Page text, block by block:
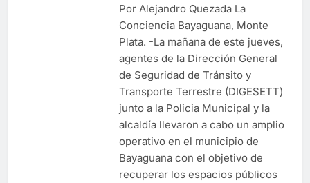
Por Alejandro Quezada La
Conciencia Bayaguana, Monte
Plata. -La mañana de este jueves,
agentes de la Dirección General
de Seguridad de Tránsito y
Transporte Terrestre (DIGESETT)
junto a la Policia Municipal y la
alcaldía llevaron a cabo un amplio
operativo en el municipio de
Bayaguana con el objetivo de
recuperar los espacios públicos